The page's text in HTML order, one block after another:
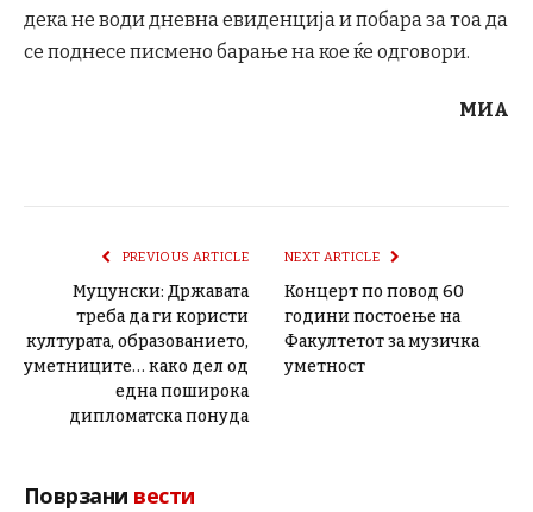
дека не води дневна евиденција и побара за тоа да
се поднесе писмено барање на кое ќе одговори.
МИА
PREVIOUS ARTICLE
Муцунски: Државата
треба да ги користи
културата, образованието,
уметниците… како дел од
една поширока
дипломатска понуда
NEXT ARTICLE
Концерт по повод 60
години постоење на
Факултетот за музичка
уметност
Поврзани вести